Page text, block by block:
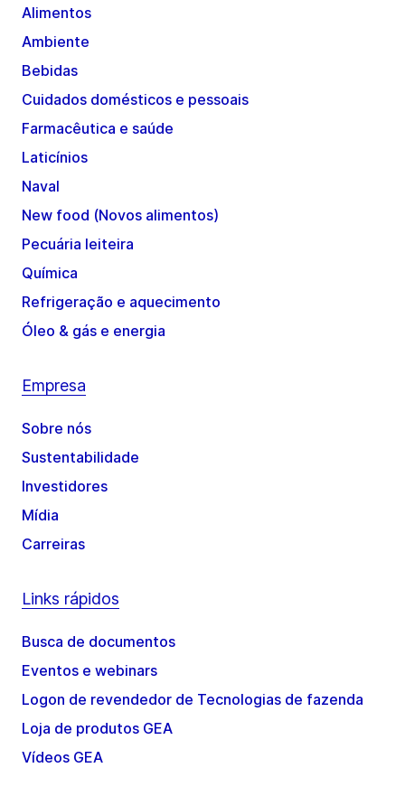
Alimentos
Ambiente
Bebidas
Cuidados domésticos e pessoais
Farmacêutica e saúde
Laticínios
Naval
New food (Novos alimentos)
Pecuária leiteira
Química
Refrigeração e aquecimento
Óleo & gás e energia
Empresa
Sobre nós
Sustentabilidade
Investidores
Mídia
Carreiras
Links rápidos
Busca de documentos
Eventos e webinars
Logon de revendedor de Tecnologias de fazenda
Loja de produtos GEA
Vídeos GEA